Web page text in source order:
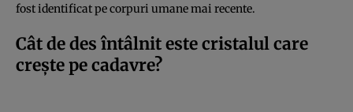
fost identificat pe corpuri umane mai recente.
Cât de des întâlnit este cristalul care
crește pe cadavre?